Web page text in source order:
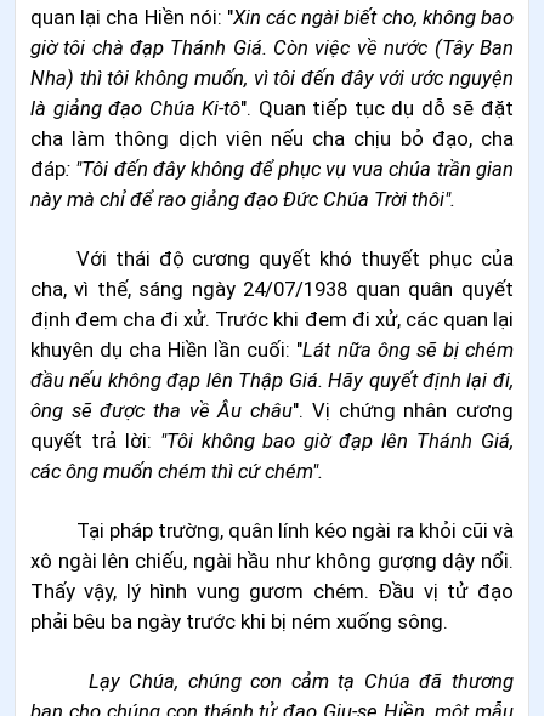
quan lại cha Hiền nói: "Xin các ngài biết cho, không bao
giờ tôi chà đạp Thánh Giá. Còn việc về nước (Tây Ban
Nha) thì tôi không muốn, vì tôi đến đây với ước nguyện
là giảng đạo Chúa Ki-tô". Quan tiếp tục dụ dỗ sẽ đặt
cha làm thông dịch viên nếu cha chịu bỏ đạo, cha
đáp: "Tôi đến đây không để phục vụ vua chúa trần gian
này mà chỉ để rao giảng đạo Đức Chúa Trời thôi".
Với thái độ cương quyết khó thuyết phục của
cha, vì thế, sáng ngày 24/07/1938 quan quân quyết
định đem cha đi xử. Trước khi đem đi xử, các quan lại
khuyên dụ cha Hiền lần cuối: "Lát nữa ông sẽ bị chém
đầu nếu không đạp lên Thập Giá. Hãy quyết định lại đi,
ông sẽ được tha về Âu châu". Vị chứng nhân cương
quyết trả lời: "Tôi khôngbao giờ đạp lên Thánh Giá,
các ông muốn chém thì cứ chém".
Tại pháp trường, quân lính kéo ngài ra khỏi cũi và
xô ngài lên chiếu, ngài hầu như không gượng dậy nổi.
Thấy vậy, lý hình vung gươm chém. Đầu vị tử đạo
phải bêu ba ngày trước khi bị ném xuống sông.
Lạy Chúa, chúng con cảm tạ Chúa đã thương